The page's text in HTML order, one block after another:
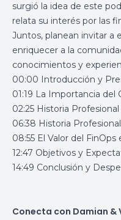
surgió la idea de este
relata su interés por las
Juntos, planean invitar a
enriquecer a la
conocimientos y
00:00 Introducción y
01:19 La Importancia del
02:25 Historia
06:38 Historia
08:55 El Valor del FinOps
12:47 Objetivos y
14:49 Conclusión y
Conecta con Damian &